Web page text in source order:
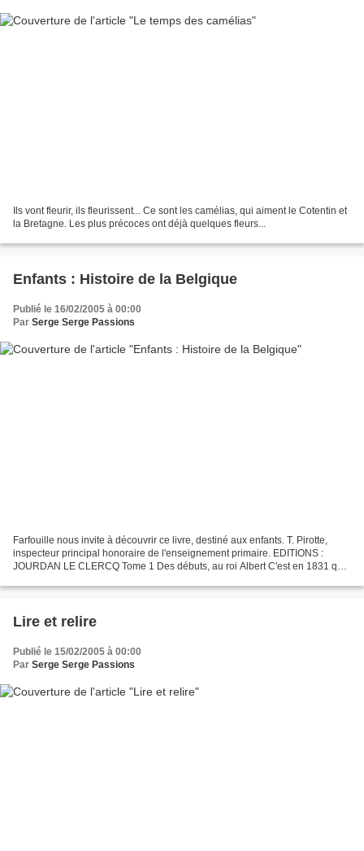
Ils vont fleurir, ils fleurissent... Ce sont les camélias, qui aiment le Cotentin et
la Bretagne. Les plus précoces ont déjà quelques fleurs...
Enfants : Histoire de la Belgique
Publié le 16/02/2005 à 00:00
Par Serge Serge Passions
Farfouille nous invite à découvrir ce livre, destiné aux enfants. T. Pirotte,
inspecteur principal honoraire de l'enseignement primaire. EDITIONS :
JOURDAN LE CLERCQ Tome 1 Des débuts, au roi Albert C'est en 1831 que
Lire et relire
Publié le 15/02/2005 à 00:00
Par Serge Serge Passions